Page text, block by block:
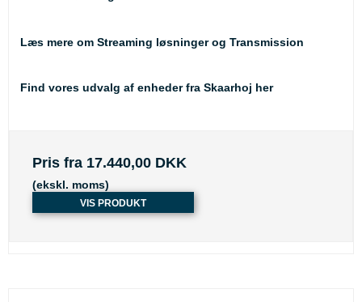
Læs mere om Streaming løsninger og Transmission
Find vores udvalg af enheder fra Skaarhoj her
Pris fra 17.440,00 DKK
(ekskl. moms)
VIS PRODUKT